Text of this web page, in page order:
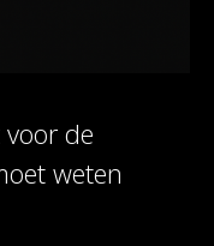
de
weten